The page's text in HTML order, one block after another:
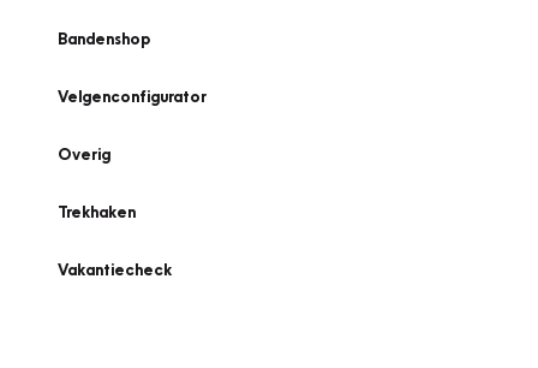
Bandenshop
Velgenconfigurator
Overig
Trekhaken
Vakantiecheck